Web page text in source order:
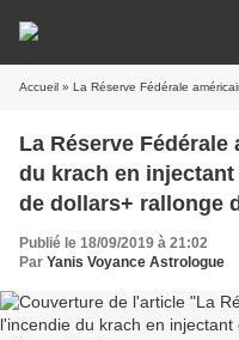
Accueil » La Réserve Fédérale américaine éteint l'incendie
La Réserve
du krach en injectant en
de dollars+ rallonge
Publié le 18/09/2019 à 21:02
Par Yanis Voyance Astrologue